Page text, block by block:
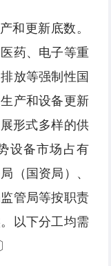
和更新底数。
药、电子等重
放等强制性国
产和设备更新
形式多样的供
设备市场占有
（国资局）、
管局等按职责
以下分工均需